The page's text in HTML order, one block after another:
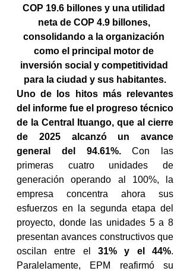
COP 19.6 billones y una utilidad
neta de COP 4.9 billones,
consolidando a la organización
como el principal motor de
inversión social y competitividad
para la ciudad y sus habitantes.
Uno de los hitos más relevantes
del informe fue el progreso técnico
de la Central Ituango, que al cierre
de 2025 alcanzó un avance
general del 94.61%. Con las
primeras cuatro unidades de
generación operando al 100%, la
empresa concentra ahora sus
esfuerzos en la segunda etapa del
proyecto, donde las unidades 5 a 8
presentan avances constructivos que
oscilan entre el 31% y el 44%.
Paralelamente, EPM reafirmó su